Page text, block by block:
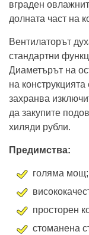
вграден
долната част на
Вентилаторът
стандартни
Диаметърът на
на
захранва
да закупите
хиляди рубли.
Предимства:
голяма мощ;
просторен
стоманена